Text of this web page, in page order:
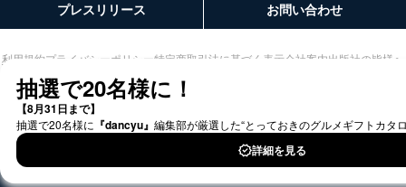
■電話による場合
係
受付時間：10:00～17:00（土、日、祝、年末年始休業）
■電子メールによる場合
e-mail： cs@fujisan.co.jp
６．認定個人情報保護団体の名称及び、苦情の解決の申
プレスリリース お問い合わせ
利用規約プライバシーポリシー 特定商取引法に基づく表示会社案内出版社の皆様へ
©︎2002 FUJISAN MAGAZINE SERVICE CO., Ltd.